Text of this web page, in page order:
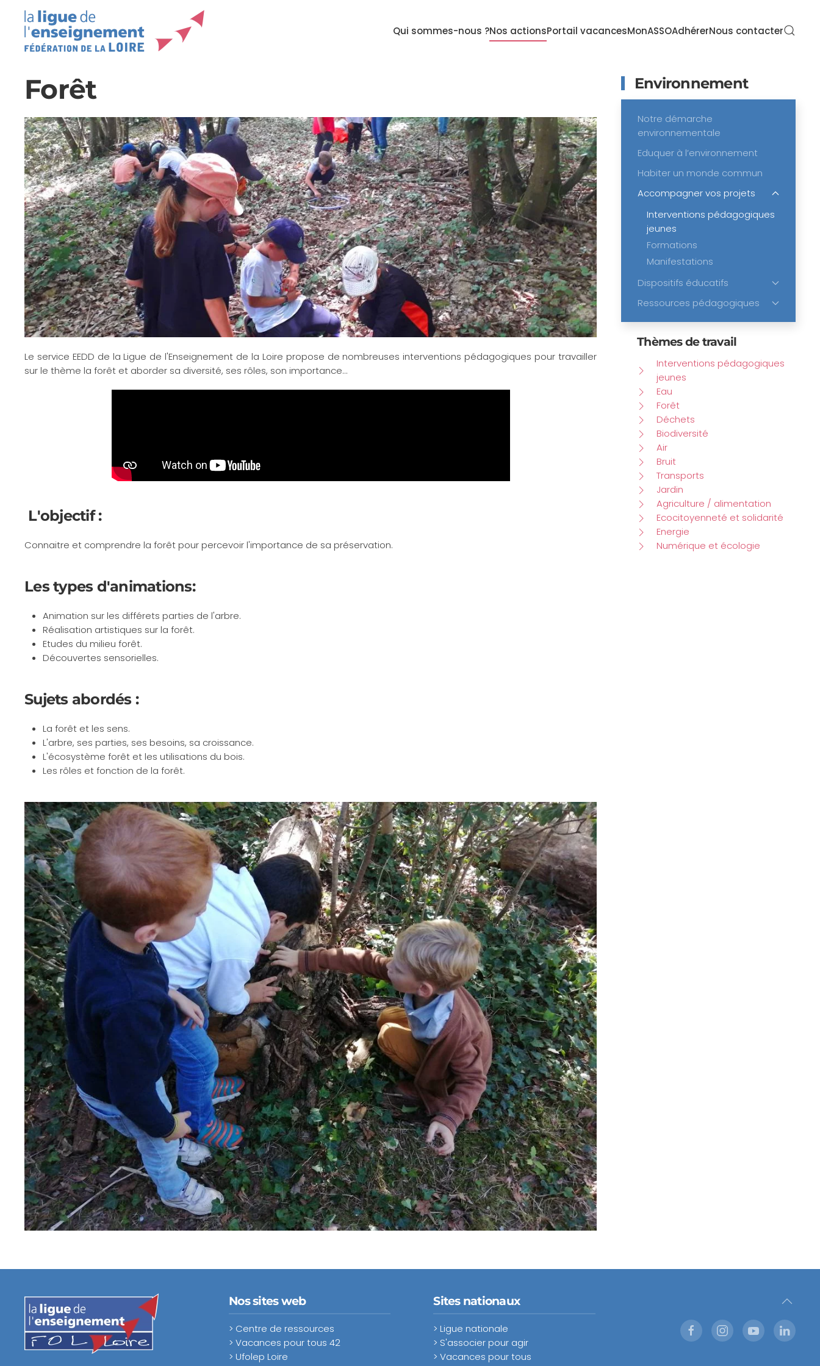
Qui sommes-nous ?Nos actionsPortail vacancesMonASSOAdhérerNous contacter
Forêt
Le service EEDD de la Ligue de l'Enseignement de la Loire propose de nombreuses interventions pédagogiques pour travailler
sur le thème la forêt et aborder sa diversité, ses rôles, son importance...
L'objectif :
Connaitre et comprendre la forêt pour percevoir l'importance de sa préservation.
Les types d'animations:
Animation sur les différets parties de l'arbre.
Réalisation artistiques sur la forêt.
Etudes du milieu forêt.
Découvertes sensorielles.
Sujets abordés :
La forêt et les sens.
L'arbre, ses parties, ses besoins, sa croissance.
L'écosystème forêt et les utilisations du bois.
Les rôles et fonction de la forêt.
Environnement
Notre démarche
environnementale
Eduquer à l’environnement
Habiter un monde commun
Accompagner vos projets
Interventions pédagogiques
jeunes
Formations
Manifestations
Dispositifs éducatifs
Ressources pédagogiques
Thèmes de travail
Interventions pédagogiques
jeunes
Eau
Forêt
Déchets
Biodiversité
Air
Bruit
Transports
Jardin
Agriculture / alimentation
Ecocitoyenneté et solidarité
Energie
Numérique et écologie
Nos sites web
> Centre de ressources
> Vacances pour tous 42
> Ufolep Loire
Sites nationaux
> Ligue nationale
> S'associer pour agir
> Vacances pour tous